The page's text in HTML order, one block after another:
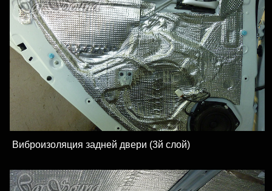
Виброизоляция задней двери (3й слой)